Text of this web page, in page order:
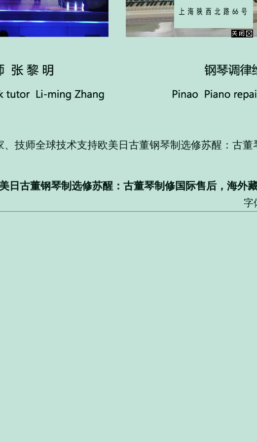
技师全球技术支持欧美日古董钢琴制选修苏醒：古
古董钢琴制选修苏醒：古董琴制修国际售后，海外
字